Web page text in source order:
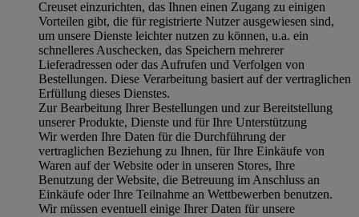
Creuset einzurichten, das Ihnen einen Zugang zu einigen
Vorteilen gibt, die für registrierte Nutzer ausgewiesen sind,
um unsere Dienste leichter nutzen zu können, u.a. ein
schnelleres Auschecken, das Speichern mehrerer
Lieferadressen oder das Aufrufen und Verfolgen von
Bestellungen. Diese Verarbeitung basiert auf der vertraglichen
Erfüllung dieses Dienstes.
Zur Bearbeitung Ihrer Bestellungen und zur Bereitstellung
unserer Produkte, Dienste und für Ihre Unterstützung
Wir werden Ihre Daten für die Durchführung der
vertraglichen Beziehung zu Ihnen, für Ihre Einkäufe von
Waren auf der Website oder in unseren Stores, Ihre
Benutzung der Website, die Betreuung im Anschluss an
Einkäufe oder Ihre Teilnahme an Wettbewerben benutzen.
Wir müssen eventuell einige Ihrer Daten für unsere